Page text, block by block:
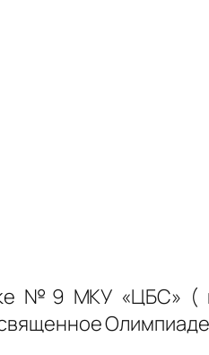
№9 МКУ «ЦБС» (
Олимпиаде